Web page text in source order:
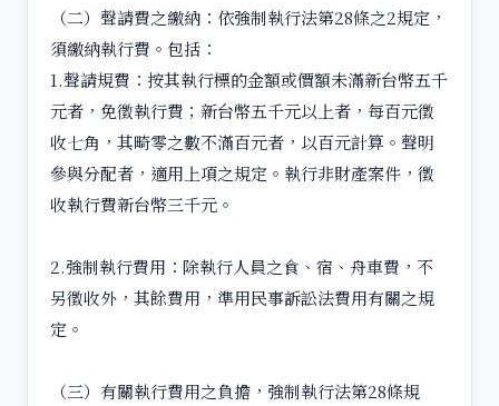
（二）聲請費之繳納：依強制執行法第28條之2規定，
須繳納執行費。包括：
1.聲請規費：按其執行標的金額或價額未滿新台幣五千
元者，免徵執行費；新台幣五千元以上者，每百元徵
收七角，其畸零之數不滿百元者，以百元計算。聲明
參與分配者，適用上項之規定。執行非財產案件，徵
收執行費新台幣三千元。
2.強制執行費用：除執行人員之食、宿、舟車費，不
另徵收外，其餘費用，準用民事訴訟法費用有關之規
定。
（三）有關執行費用之負擔，強制執行法第28條規